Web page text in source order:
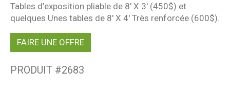
Tables d’exposition pliable de 8′ X 3′ (450$) et
quelques Unes tables de 8′ X 4′ Très renforcée (600$).
FAIRE UNE OFFRE
PRODUIT #2683